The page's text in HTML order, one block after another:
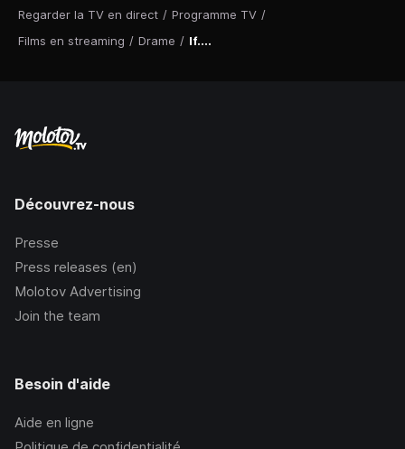
Regarder la TV en direct / Programme TV /
Films en streaming / Drame / If....
Découvrez-nous
Presse
Press releases (en)
Molotov Advertising
Join the team
Besoin d'aide
Aide en ligne